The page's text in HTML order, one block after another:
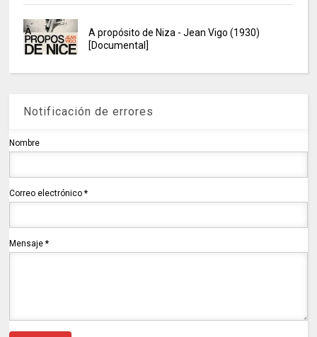
A propósito de Niza - Jean Vigo (1930)
[Documental]
Notificación de errores
Nombre
Correo electrónico*
Mensaje*